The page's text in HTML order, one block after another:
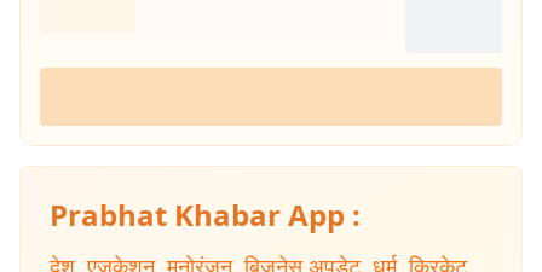
Prabhat Khabar App :
देश एजुकेशन, मनोरंजन, बिजनेस अपडेट, धर्म, क्रिकेट,